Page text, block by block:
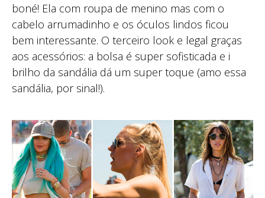
boné! Ela com roupa de menino mas com o
cabelo arrumadinho e os óculos lindos ficou
bem interessante. O terceiro look e legal graças
aos acessórios: a bolsa é super sofisticada e i
brilho da sandália dá um super toque (amo essa
sandália, por sinal!).